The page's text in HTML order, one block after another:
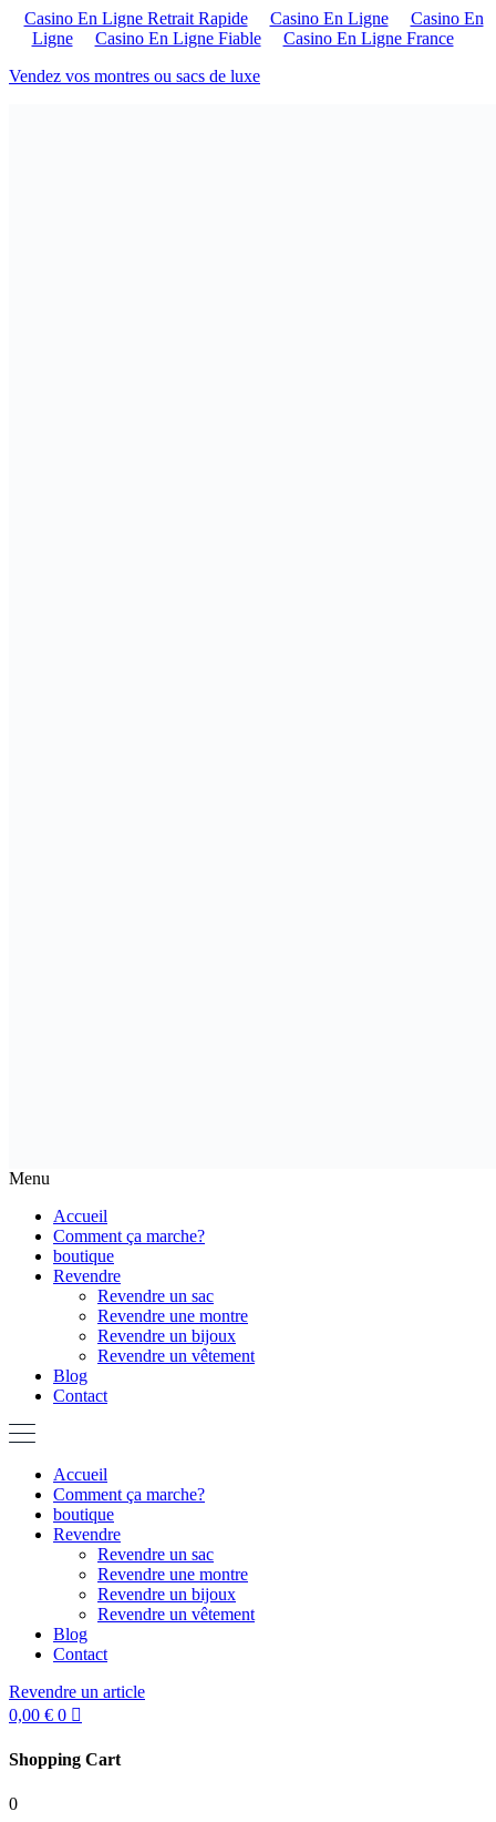
Casino En Ligne Retrait Rapide Casino En Ligne
Casino En
Ligne
Casino En Ligne Fiable
Casino En Ligne France
Vendez vos montres ou sacs de luxe
Menu
Accueil
Comment ça marche?
boutique
Revendre
Revendre un sac
Revendre une montre
Revendre un bijoux
Revendre un vêtement
Blog
Contact
Accueil
Comment ça marche?
boutique
Revendre
Revendre un sac
Revendre une montre
Revendre un bijoux
Revendre un vêtement
Blog
Contact
Revendre un article
0,00 € 0
Shopping Cart
0